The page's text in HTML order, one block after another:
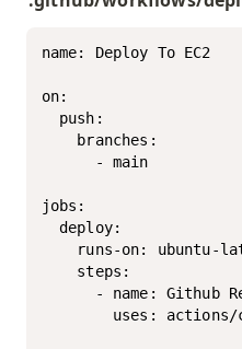
name: Deploy To EC2
on:
  push:
    branches:
      - main
jobs:
  deploy:
runs-on: ubuntu-
    steps:
- name: Github
uses: